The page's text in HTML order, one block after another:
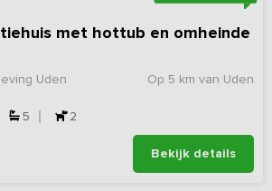
met hottub en omheinde
Op 5 km van Uden
Uden
5 2
Bekijk details